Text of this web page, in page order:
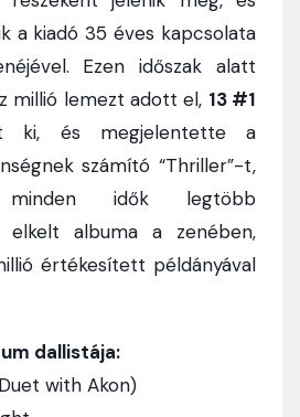
a kiadó 35 éves kapcsolata
Ezen időszak alatt
millió lemezt adott el, 13 #1
ki, és megjelentette a
számító “Thriller”-t,
idők legtöbb
elkelt albuma a zenében,
értékesített példányával
dallistája:
with Akon)